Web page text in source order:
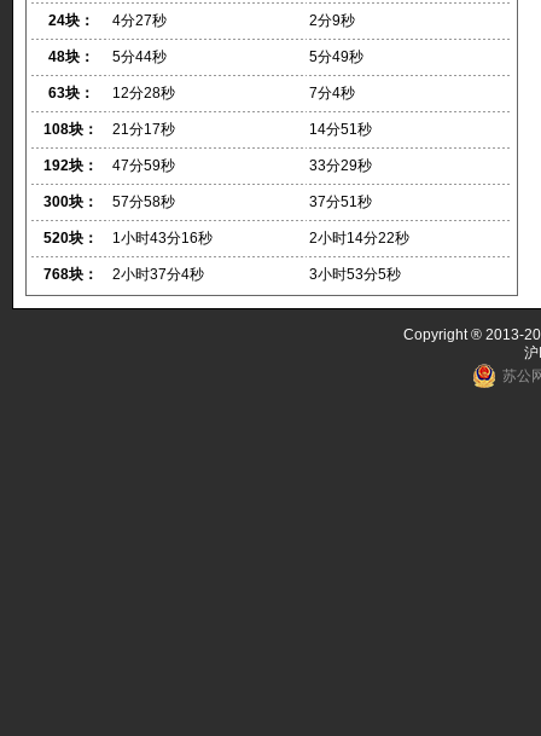
24块： 4分27秒 2分9秒
48块： 5分44秒 5分49秒
63块： 12分28秒 7分4秒
108块： 21分17秒 14分51秒
192块： 47分59秒 33分29秒
300块： 57分58秒 37分51秒
520块： 1小时43分16秒 2小时14分22秒
768块： 2小时37分4秒 3小时53分5秒
Copyright ® 2013-
苏公